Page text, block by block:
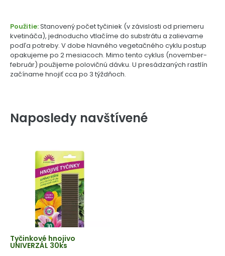
Použitie:Stanovený počet tyčiniek (v závislosti od priemeru
kvetináča), jednoducho vtlačíme do substrátu a zalievame
podľa potreby. V dobe hlavného vegetačného cyklu postup
opakujeme po 2 mesiacoch. Mimo tento cyklus (november-
február) použijeme polovičnú dávku. U presádzaných rastlín
začíname hnojiť cca po 3 týždňoch.
Naposledy navštívené
Tyčinkové hnojivo
UNIVERZÁL 30ks